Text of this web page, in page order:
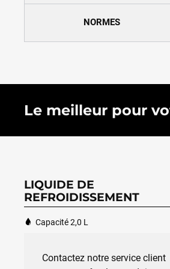
NORMES
Le meilleur pour
LIQUIDE DE
REFROIDISSEMENT
Capacité 2,0 L
Contactez notre service client